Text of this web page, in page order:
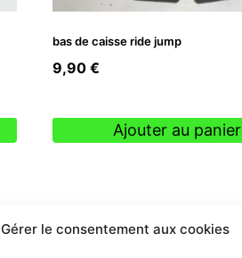
Gérer le consentement aux cookies
bas de caisse ride jump
9,90 €
Ajouter au panier